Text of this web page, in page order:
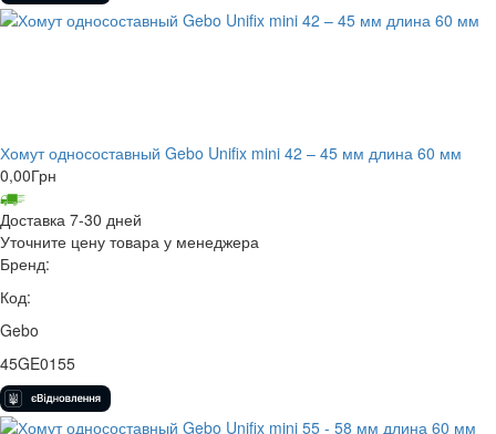
Хомут односоставный Gebo Unifix mini 42 – 45 мм длина 60 мм
0,00Грн
Доставка 7-30 дней
Уточните цену товара у менеджера
Бренд:
Код:
Gebo
45GE0155